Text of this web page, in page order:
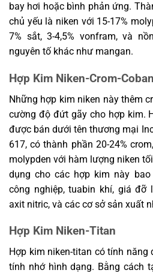
bay hơi hoặc bình phản ứng.
chủ yếu là niken với 15-17%
7% sắt, 3-4,5% vonfram, và
nguyên tố khác như mangan.
Hợp Kim Niken-Crom-Coban
Những hợp kim niken này thêm
cường độ đứt gãy cho hợp kim.
được bán dưới tên thương mại
617, có thành phần 20-24%
molypden với hàm lượng niken
dụng cho các hợp kim này
công nghiệp, tuabin khí, giá
axit nitric, và các cơ sở sản xuất
Hợp Kim Niken-Titan
Hợp kim niken-titan có tính
tính nhớ hình dạng. Bằng cách